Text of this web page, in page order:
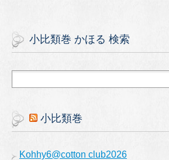
小比類巻 かほる 検索
小比類巻
Kohhy6@cotton club2026